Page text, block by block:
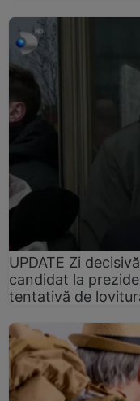
UPDATE Zi
candidat la
tentativă de